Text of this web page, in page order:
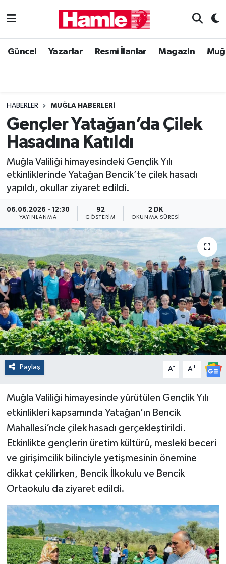
Güncel Yazarlar Resmi İlanlar Magazin
HABERLER MUĞLA HABERLERI
Gençler Yatağan’da Çilek
Hasadına Katıldı
Muğla Valiliği himayesindeki Gençlik Yılı
etkinliklerinde Yatağan Bencik’te çilek hasadı
yapıldı, okullar ziyaret edildi.
06.06.2026 - 12:30
YAYINLANMA
92
GÖSTERIM
2 DK
OKUNMA SÜRESI
Paylaş A- A+
Muğla Valiliği himayesinde yürütülen Gençlik Yılı
etkinlikleri kapsamında Yatağan’ın Bencik
Mahallesi’nde çilek hasadı gerçekleştirildi.
Etkinlikte gençlerin üretim kültürü, mesleki beceri
ve girişimcilik bilinciyle yetişmesinin önemine
dikkat çekilirken, Bencik İlkokulu ve Bencik
Ortaokulu da ziyaret edildi.
Güncel
Magazin
Muğla Haber
Siyaset
Muğla Nöbetçi Eczaneler
Muğla Trafik Yoğunluk Haritası
Süper Lig Puan Durumu ve Fikstür
Tüm Manşetler
Son Dakika Haberleri
Haber Arşivi